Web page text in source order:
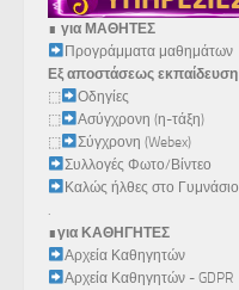
∎ για ΜΑΘΗΤΕΣ
Προγράμματα μαθημάτων
Εξ αποστάσεως εκπαίδευση
⬚
Οδηγίες
⬚
Ασύγχρονη (η-τάξη)
⬚
Σύγχρονη (Webex)
Συλλογές Φωτο/Βίντεο
Καλώς ήλθες στο Γυμνάσιο
.
∎για ΚΑΘΗΓΗΤΕΣ
Αρχεία Καθηγητών
Αρχεία Καθηγητών - GDPR